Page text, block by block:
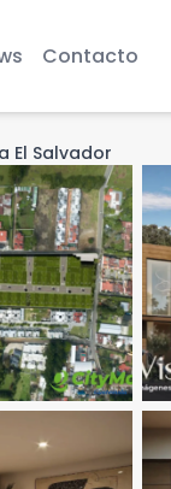
Contacto
El Salvador